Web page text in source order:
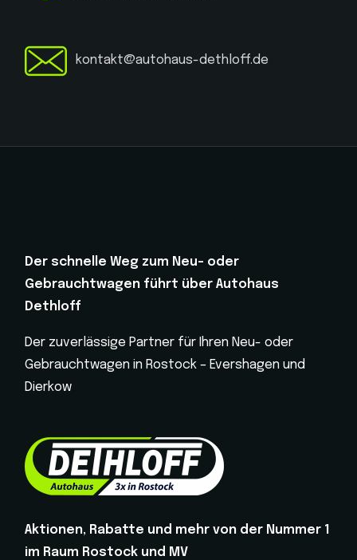
kontakt@autohaus-dethloff.de
Der schnelle Weg zum Neu- oder
Gebrauchtwagen führt über Autohaus
Dethloff
Der zuverlässige Partner für Ihren Neu- oder
Gebrauchtwagen in Rostock – Evershagen und
Dierkow
Aktionen, Rabatte und mehr von der Nummer 1
im Raum Rostock und MV